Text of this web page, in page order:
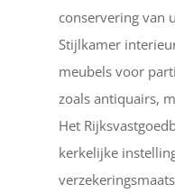
conservering van
Stijlkamer
meubels voor
zoals antiquairs,
Het
kerkelijke